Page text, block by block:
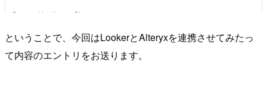
ということで、今回はLookerとAlteryxを連携させてみたっ
て内容のエントリをお送ります。